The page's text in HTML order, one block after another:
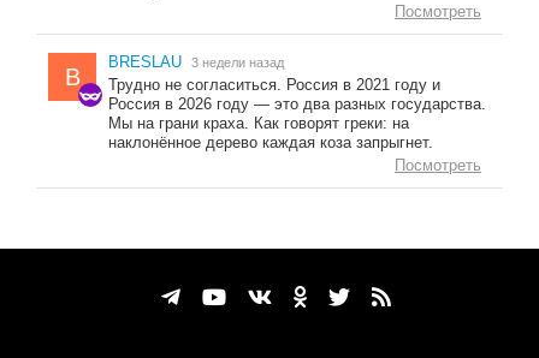
Посмотреть
B
BRESLAU 3 недели назад
Трудно не согласиться. Россия в 2021 году и
Россия в 2026 году — это два разных государства.
Мы на грани краха. Как говорят греки: на
наклонённое дерево каждая коза запрыгнет.
Посмотреть